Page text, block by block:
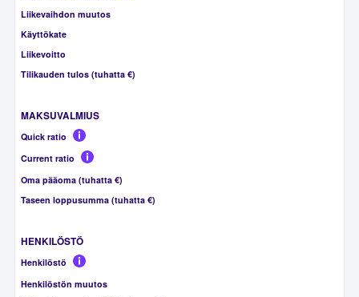
Liikevaihdon muutos
Käyttökate
Liikevoitto
Tilikauden tulos (tuhatta €)
MAKSUVALMIUS
Quick ratio
Current ratio
Oma pääoma (tuhatta €)
Taseen loppusumma (tuhatta €)
HENKILÖSTÖ
Henkilöstö
Henkilöstön muutos